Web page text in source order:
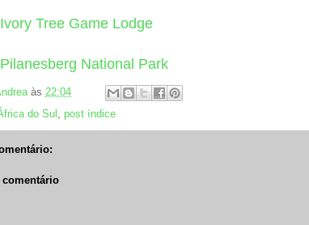
Ivory Tree Game Lodge
Pilanesberg National Park
às 22:04
do Sul , post índice